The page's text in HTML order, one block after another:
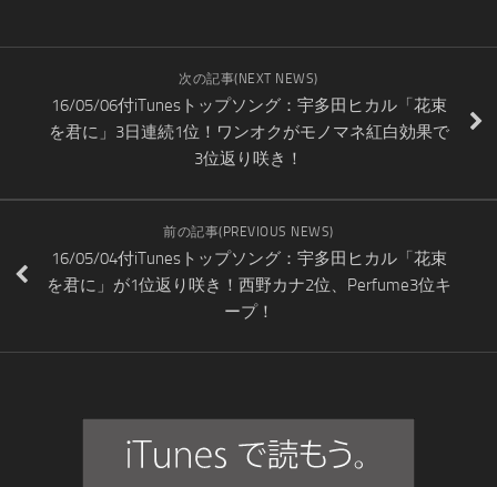
次の記事(NEXT NEWS)
16/05/06付iTunesトップソング：宇多田ヒカル「花束
を君に」3日連続1位！ワンオクがモノマネ紅白効果で
3位返り咲き！
前の記事(PREVIOUS NEWS)
16/05/04付iTunesトップソング：宇多田ヒカル「花束
を君に」が1位返り咲き！西野カナ2位、Perfume3位キ
ープ！